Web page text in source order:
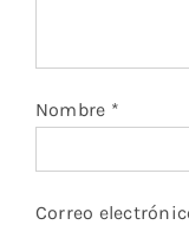
Nombre *
Correo